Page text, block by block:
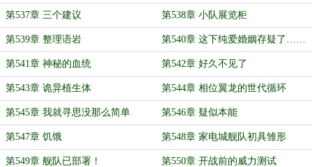
第537章 三个建议 第538章 小队展览柜
第539章 整理语岩 第540章 这下纯爱婚姻存疑了……
第541章 神秘的血统 第542章 好久不见了
第543章 诡异植生体 第544章 相位翼龙的世代循环
第545章 我就寻思没那么简单 第546章 疑似本能
第547章 饥饿 第548章 家电城舰队初具雏形
第549章 舰队已部署！ 第550章 开战前的威力测试